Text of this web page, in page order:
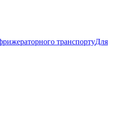
транспортуДля